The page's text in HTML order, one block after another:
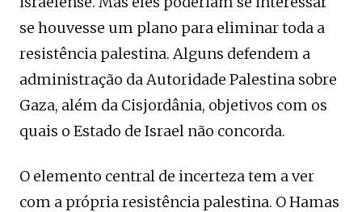
se houvesse um plano para eliminar toda a
resistência palestina. Alguns defendem a
administração da Autoridade Palestina sobre
Gaza, além da Cisjordânia, objetivos com os
quais o Estado de Israel não concorda.
O elemento central de incerteza tem a ver
com a própria resistência palestina. O Hamas